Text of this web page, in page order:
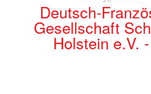
Deutsch-
Gesellschaft
Holstein e.V.